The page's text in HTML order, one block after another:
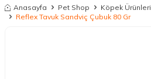
Anasayfa Pet Shop Köpek Ürünleri
Reflex Tavuk Sandviç Çubuk 80 Gr